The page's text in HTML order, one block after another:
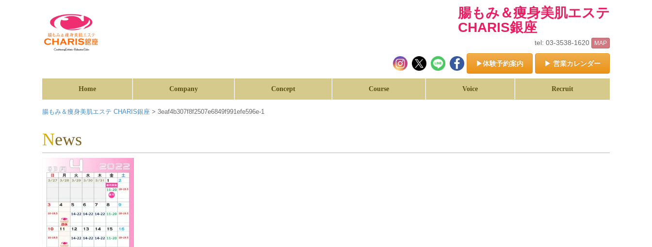
腸もみ＆痩身美肌エステ
CHARIS銀座
tel: 03-3538-1620 MAP
▶体験予約案内 ▶ 営業カレンダー
Home Company Concept Course Voice Recruit
腸もみ＆痩身美肌エステ CHARIS銀座 > 3eaf4b307f8f2507e6849f991efe596e-1
News